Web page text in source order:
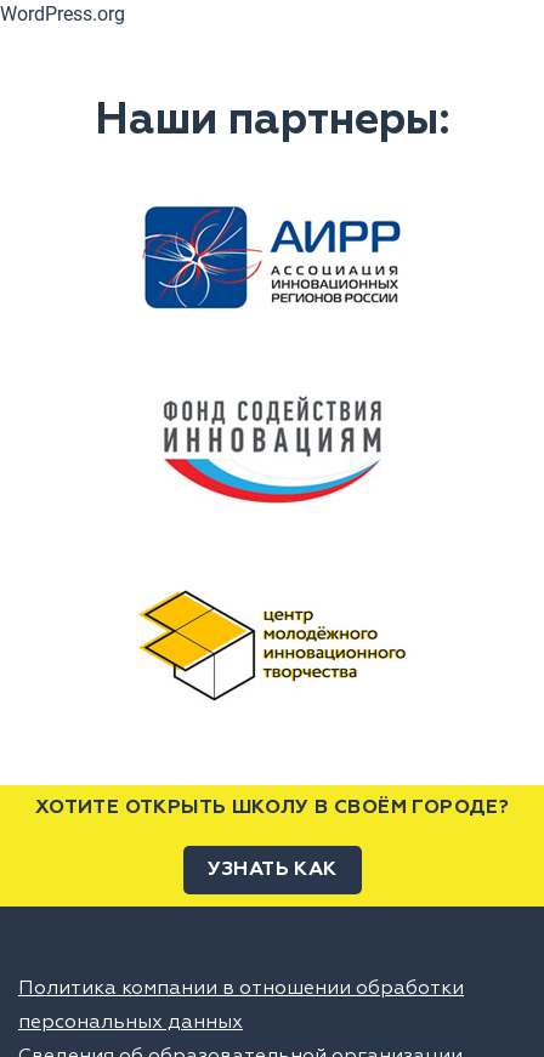
WordPress.org
Наши партнеры:
ХОТИТЕ ОТКРЫТЬ ШКОЛУ В СВОЁМ ГОРОДЕ?
УЗНАТЬ КАК
Политика компании в отношении обработки
персональных данных